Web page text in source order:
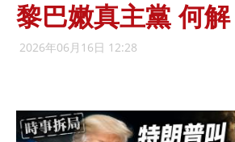
黎巴嫩真主黨 何解
2026年06月16日 12:28